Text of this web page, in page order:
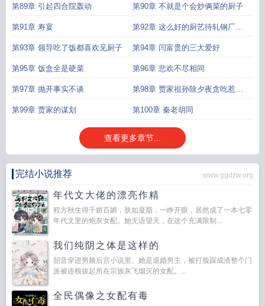
第89章 引起四合院轰动 第90章 不就是个会炒俩菜的厨子
第91章 寿宴 第92章 这么好的厨艺待轧钢厂有
些屈才了
第93章 领导吃了饭都喜欢见厨子 第94章 闫富贵的三大爱好
第95章 饭盒全是硬菜 第96章 悲欢不尽相同
第97章 抛开事实不谈 第98章 贾家祖孙除夕夜贪吃惹怒
易中海
第99章 贾家的谋划 第100章 秦老胡同
查看更多章节...
完结小说推荐 www.ggdzw.org
年代文大佬的漂亮作精
程方秋生得千娇百媚，肤如凝脂，一睁开眼，居然成了一本七零
年代文里的炮灰女配。她无语望天，在这个充满限制...
我们纯阴之体是这样的
韶音穿进男频后宫小说里。她是退婚男主，被打脸踩成渣整个门
派被连根拔起所在宗族灰飞烟灭的女配。...
全民偶像之女配有毒